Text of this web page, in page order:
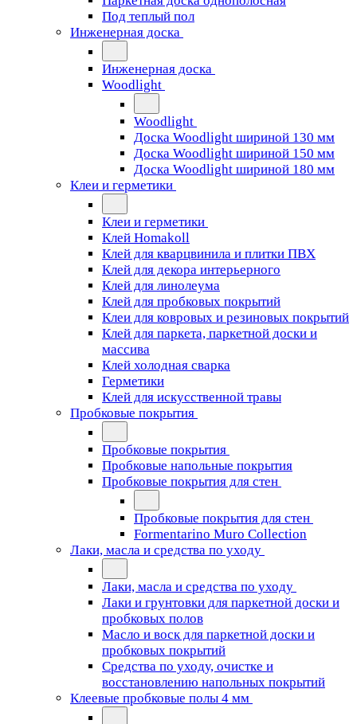
Под теплый пол
Инженерная доска
Инженерная доска
Woodlight
Woodlight
Доска Woodlight шириной 130 мм
Доска Woodlight шириной 150 мм
Доска Woodlight шириной 180 мм
Клеи и герметики
Клеи и герметики
Клей Homakoll
Клей для кварцвинила и плитки ПВХ
Клей для декора интерьерного
Клей для линолеума
Клей для пробковых покрытий
Клеи для ковровых и резиновых покрытий
Клей для паркета, паркетной доски и
массива
Клей холодная сварка
Герметики
Клей для искусственной травы
Пробковые покрытия
Пробковые покрытия
Пробковые напольные покрытия
Пробковые покрытия для стен
Пробковые покрытия для стен
Formentarino Muro Collection
Лаки, масла и средства по уходу
Лаки, масла и средства по уходу
Лаки и грунтовки для паркетной доски и
пробковых полов
Масло и воск для паркетной доски и
пробковых покрытий
Средства по уходу, очистке и
восстановлению напольных покрытий
Клеевые пробковые полы 4 мм